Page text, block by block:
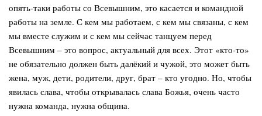
опять-таки работы со Всевышним, это касается и командной
работы на земле. С кем мы работаем, с кем мы связаны, с кем
мы вместе служим и с кем мы сейчас танцуем перед
Всевышним – это вопрос, актуальный для всех. Этот «кто-то»
не обязательно должен быть далёкий и чужой, это может быть
жена, муж, дети, родители, друг, брат – кто угодно. Но, чтобы
явилась слава, чтобы открывалась слава Божья, очень часто
нужна команда, нужна община.